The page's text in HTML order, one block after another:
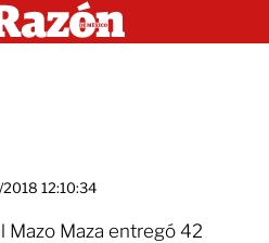
12:10:34
Mazo Maza entregó 42